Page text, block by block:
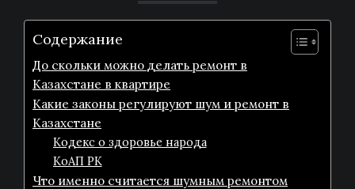
Содержание
До скольки можно делать ремонт в
Казахстане в квартире
Какие законы регулируют шум и ремонт в
Казахстане
Кодекс о здоровье народа
КоАП РК
Что именно считается шумным ремонтом